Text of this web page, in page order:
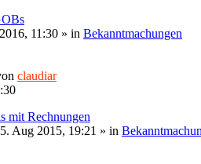
11:30 » in Bekanntmachungen
claudiar
mit Rechnungen
5. Aug 2015, 19:21 » in